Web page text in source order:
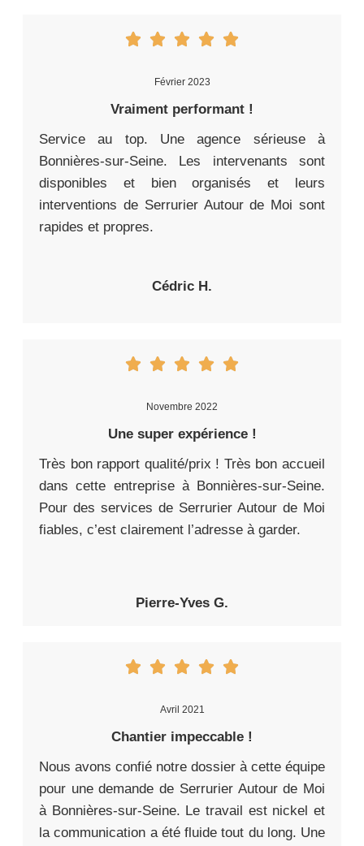
Février 2023
Vraiment performant !
Service au top. Une agence sérieuse à
Bonnières-sur-Seine. Les intervenants sont
disponibles et bien organisés et leurs
interventions de Serrurier Autour de Moi sont
rapides et propres.
Cédric H.
Novembre 2022
Une super expérience !
Très bon rapport qualité/prix ! Très bon accueil
dans cette entreprise à Bonnières-sur-Seine.
Pour des services de Serrurier Autour de Moi
fiables, c’est clairement l’adresse à garder.
Pierre-Yves G.
Avril 2021
Chantier impeccable !
Nous avons confié notre dossier à cette équipe
pour une demande de Serrurier Autour de Moi
à Bonnières-sur-Seine. Le travail est nickel et
la communication a été fluide tout du long. Une